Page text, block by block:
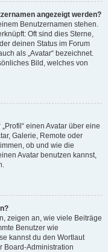
angezeigt werden?
Benutzernamen stehen.
Oft sind dies Sterne,
deinen Status im Forum
als „Avatar“ bezeichnet.
Bild, welches von
einen Avatar über eine
Galerie, Remote oder
ob und wie die
Avatar benutzen kannst,
zeigen an, wie viele Beiträge
Benutzer wie
kannst du den Wortlaut
Board-Administration